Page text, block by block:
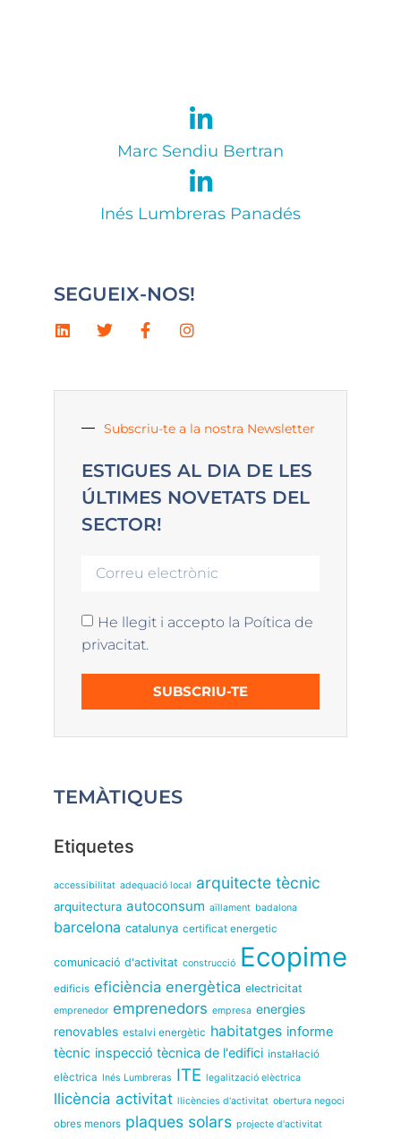
Marc Sendiu Bertran
Inés Lumbreras Panadés
SEGUEIX-NOS!
Subscriu-te a la nostra Newsletter
ESTIGUES AL DIA DE LES
ÚLTIMES NOVETATS DEL
SECTOR!
He llegit i accepto la Poítica de
privacitat.
SUBSCRIU-TE
TEMÀTIQUES
Etiquetes
accessibilitat adequació local arquitecte tècnic
arquitectura autoconsum aïllament badalona
barcelona catalunya certificat energetic
comunicació d'activitat construcció Ecopime
edificis eficiència energètica electricitat
emprenedor emprenedors empresa energies
renovables estalvi energètic habitatges informe
tècnic inspecció tècnica de l'edifici instal·lació
elèctrica Inés Lumbreras ITE legalització elèctrica
llicència activitat llicències d'activitat obertura negoci
obres menors plaques solars projecte d'activitat